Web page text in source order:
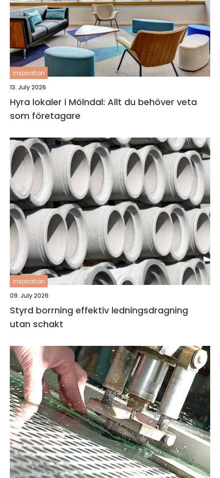
inspiration
13. July 2026
Hyra lokaler i Mölndal: Allt du behöver veta
som företagare
inspiration
09. July 2026
Styrd borrning effektiv ledningsdragning
utan schakt